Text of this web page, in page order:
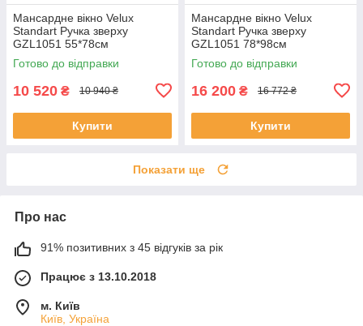
Мансардне вікно Velux
Standart Ручка зверху
GZL1051 55*78см
Готово до відправки
10 520 ₴ 10 940 ₴
Купити
Мансардне вікно Velux
Standart Ручка зверху
GZL1051 78*98см
Готово до відправки
16 200 ₴ 16 772 ₴
Купити
Показати ще
Про нас
91% позитивних з 45 відгуків за рік
Працює з 13.10.2018
м. Київ
Київ, Україна